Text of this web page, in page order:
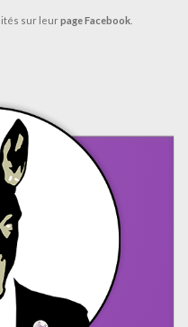
sur leurpage Facebook.